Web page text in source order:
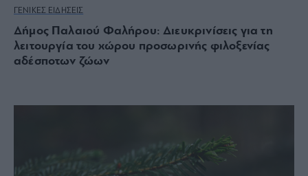
ΓΕΝΙΚΕΣ ΕΙΔΗΣΕΙΣ
Δήμος Παλαιού Φαλήρου: Διευκρινίσεις για τη
λειτουργία του χώρου προσωρινής φιλοξενίας
αδέσποτων ζώων